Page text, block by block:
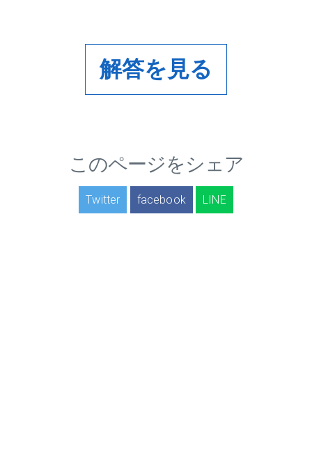
解答を見る
このページをシェア
Twitter facebook LINE